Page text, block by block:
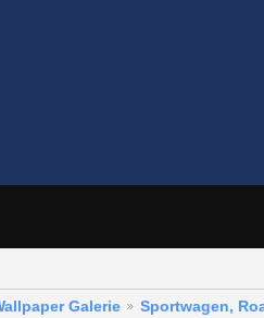
Galerie
Sportwagen,